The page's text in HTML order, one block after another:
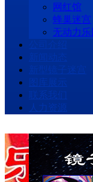
网红馆
蜂巢迷宫
无动力乐
新闻动态
新型镜子迷宫
图库展示
联系我们
人力资源